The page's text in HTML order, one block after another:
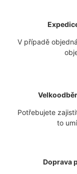
V případě
Potřebujete
to
Doprava